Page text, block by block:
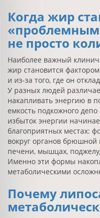
Когда жир
не просто
Наиболее важный
жир становится
и из-за того, где он
У разных людей
накапливать энергию в
емкость подкожного
избыток энергии
благоприятных местах:
вокруг органов брюшной
печени, мышцах,
Именно эти формы
метаболическими
Почему